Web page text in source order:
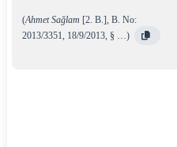
(Ahmet Sağlam [2. B.], B. No:
2013/3351, 18/9/2013, § …)